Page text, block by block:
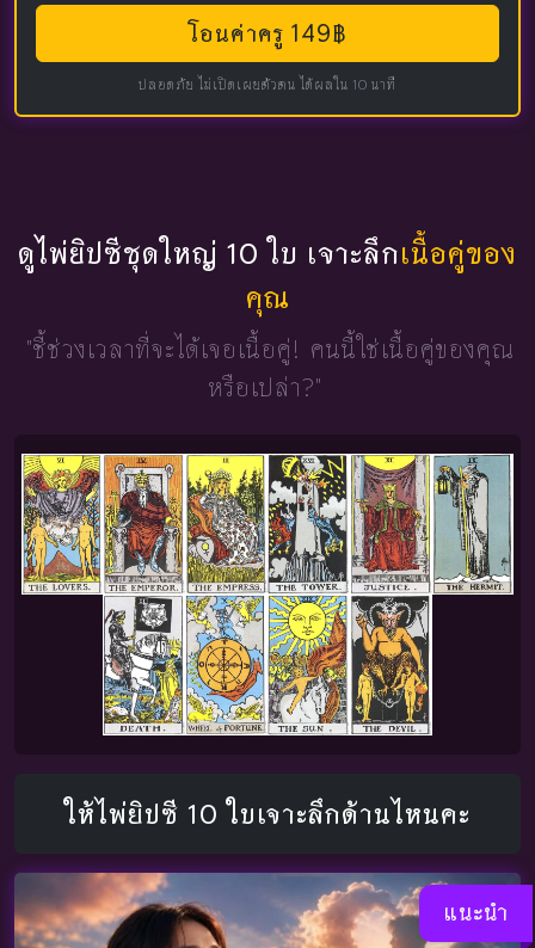
โอนค่าครู 149฿
ปลอดภัย ไม่เปิดเผยตัวตน ได้ผลใน 10 นาที
ดูไพ่ยิปซีชุดใหญ่ 10 ใบ เจาะลึกเนื้อคู่ของ
คุณ
"ชี้ช่วงเวลาที่จะได้เจอเนื้อคู่! คนนี้ใช่เนื้อคู่ของคุณ
หรือเปล่า?"
ให้ไพ่ยิปซี 10 ใบเจาะลึกด้านไหนคะ
แนะนำ